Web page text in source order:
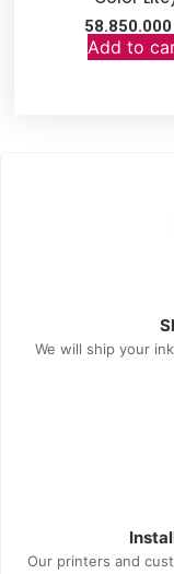
Add to
We will ship your
Our printers and